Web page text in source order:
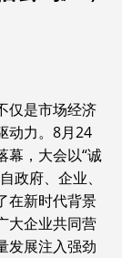
仅是市场经济
动力。8月24
幕，大会以“诚
政府、企业、
在新时代背景
大企业共同营
发展注入强劲